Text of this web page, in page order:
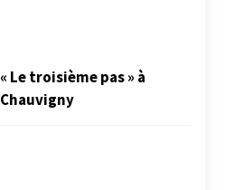
« Le troisième pas » à
Chauvigny